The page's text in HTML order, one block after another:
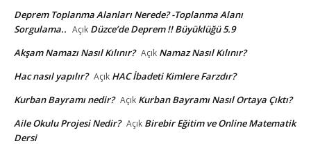
Deprem Toplanma Alanları Nerede? -Toplanma Alanı
Sorgulama.. Açık Düzce’de Deprem !! Büyüklüğü 5.9
Akşam Namazı Nasıl Kılınır? Açık Namaz Nasıl Kılınır?
Hac nasıl yapılır? Açık HAC İbadeti Kimlere Farzdır?
Kurban Bayramı nedir? Açık Kurban Bayramı Nasıl Ortaya Çıktı?
Aile Okulu Projesi Nedir? Açık Birebir Eğitim ve Online Matematik
Dersi